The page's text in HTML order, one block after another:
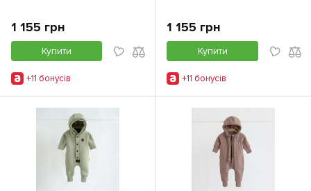
1 155 грн
Купити
+11 бонусiв
1 155 грн
Купити
+11 бонусiв